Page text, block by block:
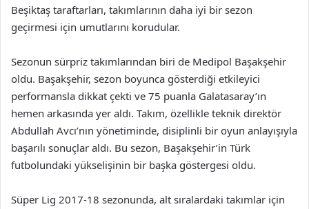
Beşiktaş taraftarları, takımlarının daha iyi bir sezon
geçirmesi için umutlarını korudular.
Sezonun sürpriz takımlarından biri de Medipol Başakşehir
oldu. Başakşehir, sezon boyunca gösterdiği etkileyici
performansla dikkat çekti ve 75 puanla Galatasaray’ın
hemen arkasında yer aldı. Takım, özellikle teknik direktör
Abdullah Avcı’nın yönetiminde, disiplinli bir oyun anlayışıyla
başarılı sonuçlar aldı. Bu sezon, Başakşehir’in Türk
futbolundaki yükselişinin bir başka göstergesi oldu.
Süper Lig 2017-18 sezonunda, alt sıralardaki takımlar için